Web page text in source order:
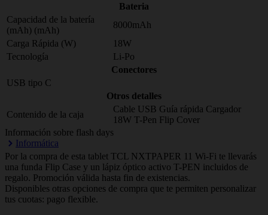
Bateria
Capacidad de la batería
(mAh) (mAh)
8000mAh
Carga Rápida (W)
18W
Tecnología
Li-Po
Conectores
USB tipo C
Otros detalles
Contenido de la caja
Cable USB Guía rápida Cargador
18W T-Pen Flip Cover
Información sobre flash days
Informática
Por la compra de esta tablet TCL NXTPAPER 11 Wi-Fi te llevarás
una funda Flip Case y un lápiz óptico activo T-PEN incluidos de
regalo. Promoción válida hasta fin de existencias.
Disponibles otras opciones de compra que te permiten personalizar
tus cuotas: pago flexible.